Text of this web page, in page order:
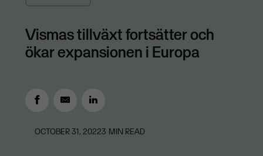
Vismas tillväxt fortsätter och
ökar expansionen i Europa
OCTOBER 31, 20223 MIN READ